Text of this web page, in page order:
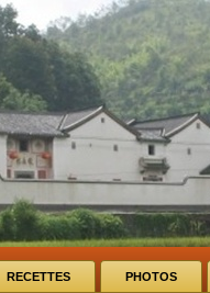
RECETTES PHOTOS